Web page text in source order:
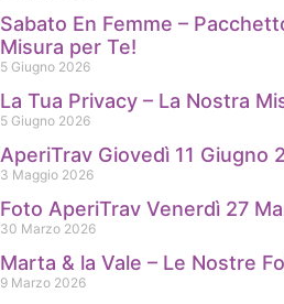
Sabato En Femme –
Misura per Te!
5 Giugno 2026
La Tua Privacy – La Nostra
5 Giugno 2026
AperiTrav Giovedì 11 Giugno
3 Maggio 2026
Foto AperiTrav Venerdì 27
30 Marzo 2026
Marta & la Vale – Le Nostre
9 Marzo 2026